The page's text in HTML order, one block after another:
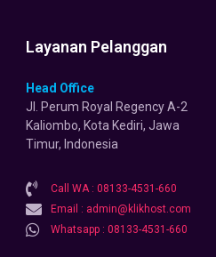
Layanan Pelanggan
Head Office
Jl. Perum Royal Regency A-2
Kaliombo, Kota Kediri, Jawa
Timur, Indonesia
Call WA : 08133-4531-660
Email : admin@klikhost.com
Whatsapp : 08133-4531-660